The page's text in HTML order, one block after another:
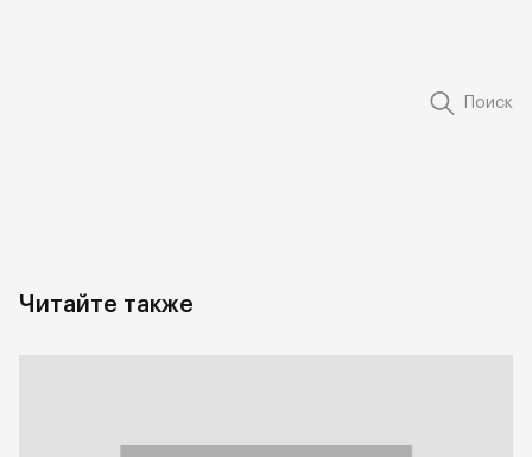
Поиск
Читайте также